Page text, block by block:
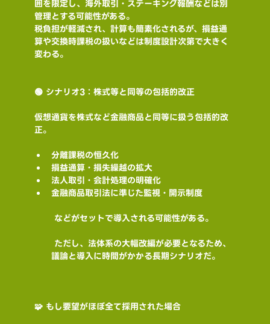
囲を限定し、海外取引・ステーキング報酬などは別
管理とする可能性がある。
税負担が軽減され、計算も簡素化されるが、損益通
算や交換時課税の扱いなどは制度設計次第で大きく
変わる。
🟢 シナリオ3：株式等と同等の包括的改正
仮想通貨を株式など金融商品と同等に扱う包括的改
正。
分離課税の恒久化
損益通算・損失繰越の拡大
法人取引・会計処理の明確化
金融商品取引法に準じた監視・開示制度
などがセットで導入される可能性がある。
議論と導入に時間がかかる長期シナリオだ。
🧩 もし要望がほぼ全て採用された場合